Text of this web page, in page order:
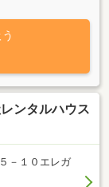
ンタルハウス
－１０エレガ